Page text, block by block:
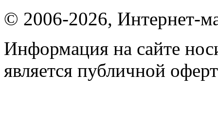
© 2006-2026, Интернет-
Информация на сайте
является публичной